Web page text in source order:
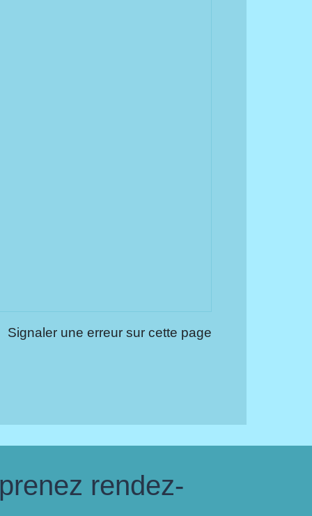
Signaler une erreur sur cette page
rendez-